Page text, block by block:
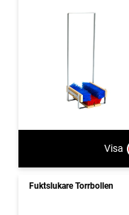
Visa
Fuktslukare Torrbollen